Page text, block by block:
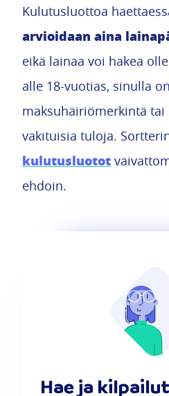
Kulutusluottoa
arvioidaan aina
eikä lainaa voi hakea
alle 18-vuotias, sinulla on
maksuhäiriömerkintä
vakituisia tuloja.
kulutusluotot
ehdoin.
Hae ja